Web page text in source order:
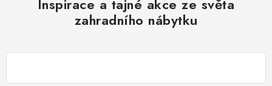
Inspirace a tajné akce ze světa
zahradního nábytku